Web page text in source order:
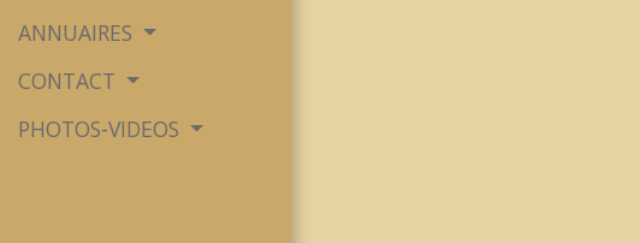
ANNUAIRES
CONTACT
PHOTOS-VIDEOS